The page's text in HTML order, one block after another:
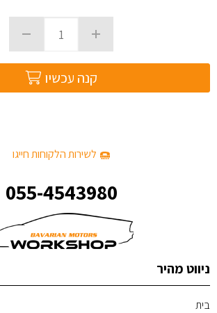
קנה עכשיו
לשירות הלקוחות חייגו
055-4543980
ניווט מהיר
בית